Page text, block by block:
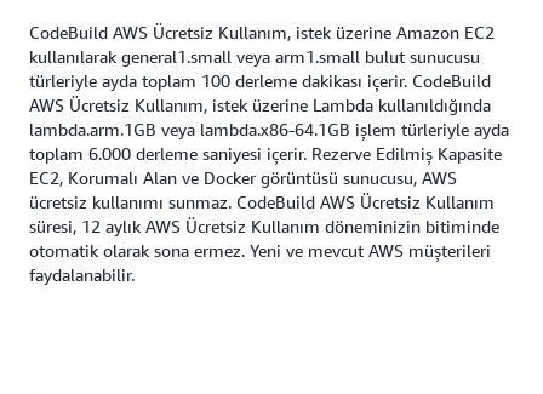
CodeBuild AWS Ücretsiz Kullanım, istek üzerine Amazon EC2
kullanılarak general1.small veya arm1.small bulut sunucusu
türleriyle ayda toplam 100 derleme dakikası içerir. CodeBuild
AWS Ücretsiz Kullanım, istek üzerine Lambda kullanıldığında
lambda.arm.1GB veya lambda.x86-64.1GB işlem türleriyle ayda
toplam 6.000 derleme saniyesi içerir. Rezerve Edilmiş Kapasite
EC2, Korumalı Alan ve Docker görüntüsü sunucusu, AWS
ücretsiz kullanımı sunmaz. CodeBuild AWS Ücretsiz Kullanım
süresi, 12 aylık AWS Ücretsiz Kullanım döneminizin bitiminde
otomatik olarak sona ermez. Yeni ve mevcut AWS müşterileri
faydalanabilir.